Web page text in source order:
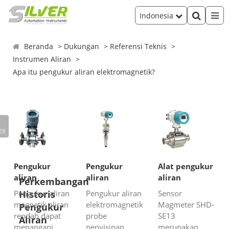
Indonesia
Beranda Dukungan
Referensi Teknis
Instrumen Aliran
Apa itu pengukur aliran elektromagnetik?
aliran
Perkembangan
Historis
Pengukur
Aliran
Pengukur
aliran
magnetik
aliran rendah
Pengukur aliran
magnetik aliran
rendah dapat
menangani
Pengukur
aliran
elektromagnetik
tipe
penyisipan
Pengukur aliran
elektromagnetik
probe
penyisipan
Alat pengukur
aliran
magnetik
saniter
Sensor
Magmeter SHD-
SE13
merupakan